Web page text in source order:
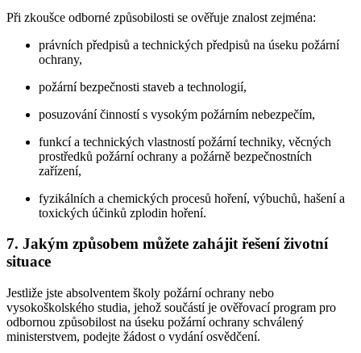
Při zkoušce odborné způsobilosti se ověřuje znalost zejména:
právních předpisů a technických předpisů na úseku požární
ochrany,
požární bezpečnosti staveb a technologií,
posuzování činností s vysokým požárním nebezpečím,
funkcí a technických vlastností požární techniky, věcných
prostředků požární ochrany a požárně bezpečnostních
zařízení,
fyzikálních a chemických procesů hoření, výbuchů, hašení a
toxických účinků zplodin hoření.
7. Jakým způsobem můžete zahájit řešení životní
situace
Jestliže jste absolventem školy požární ochrany nebo
vysokoškolského studia, jehož součástí je ověřovací program pro
odbornou způsobilost na úseku požární ochrany schválený
ministerstvem, podejte žádost o vydání osvědčení.